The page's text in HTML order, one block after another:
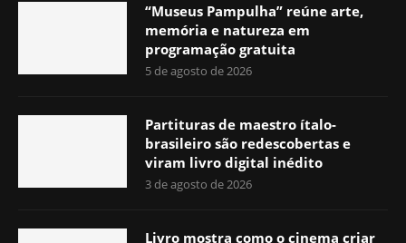
“Museus Pampulha” reúne arte,
memória e natureza em
programação gratuita
5 de agosto de 2026
Partituras de maestro ítalo-
brasileiro são redescobertas e
viram livro digital inédito
3 de agosto de 2026
Livro mostra como o cinema criar